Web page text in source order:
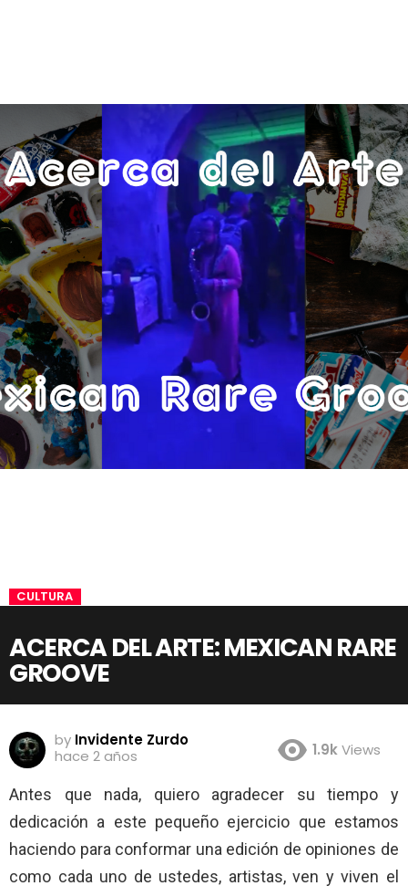
CULTURA
ACERCA DEL ARTE: MEXICAN RARE
GROOVE
by Invidente Zurdo
hace 2 años
1.9kViews
Antes que nada, quiero agradecer su tiempo y
dedicación a este pequeño ejercicio que estamos
haciendo para conformar una edición de opiniones de
como cada uno de ustedes, artistas, ven y viven el